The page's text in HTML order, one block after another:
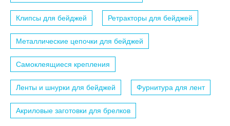
Клипсы для бейджей Ретракторы для бейджей
Металлические цепочки для бейджей
Самоклеящиеся крепления
Ленты и шнурки для бейджей Фурнитура для лент
Акриловые заготовки для брелков